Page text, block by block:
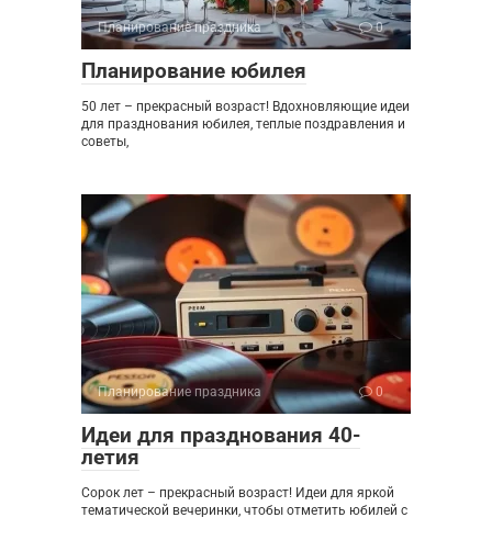
Планирование праздника 0
Планирование юбилея
50 лет – прекрасный возраст! Вдохновляющие идеи
для празднования юбилея, теплые поздравления и
советы,
Планирование праздника 0
Идеи для празднования 40-
летия
Сорок лет – прекрасный возраст! Идеи для яркой
тематической вечеринки, чтобы отметить юбилей с